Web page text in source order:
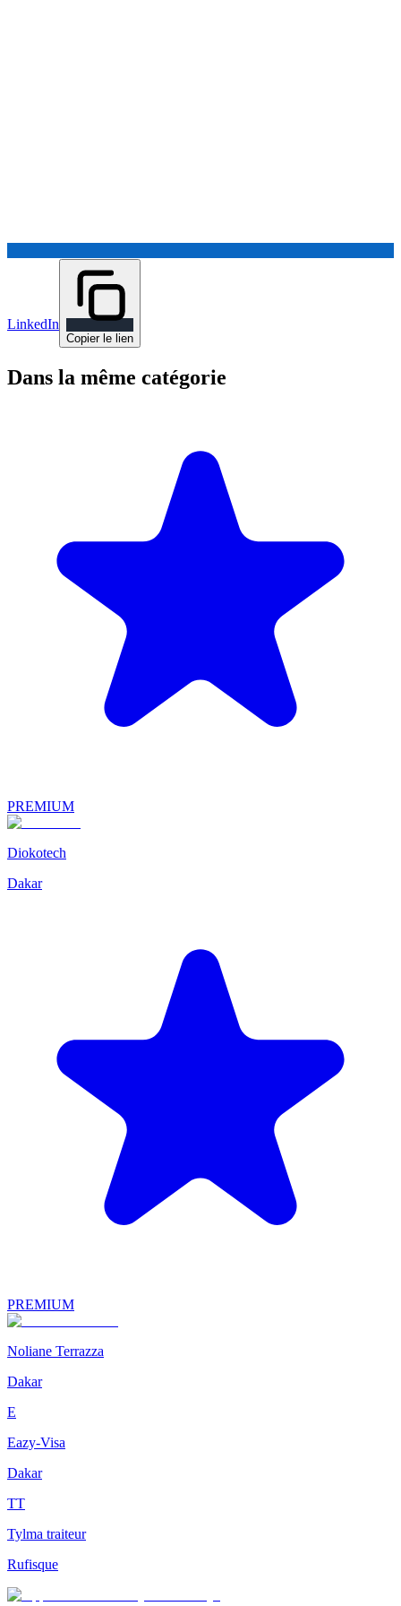
LinkedIn
Copier le lien
Dans la même catégorie
PREMIUM
Diokotech
Dakar
PREMIUM
Noliane Terrazza
Dakar
E
Eazy-Visa
Dakar
TT
Tylma traiteur
Rufisque